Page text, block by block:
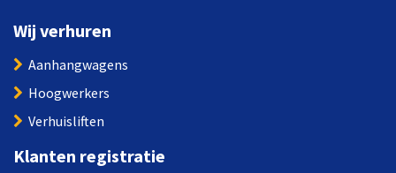
Wij verhuren
Aanhangwagens
Hoogwerkers
Verhuisliften
Klanten registratie